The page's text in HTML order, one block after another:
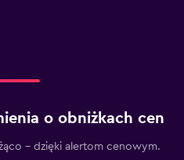
o obniżkach cen
– dzięki alertom cenowym.